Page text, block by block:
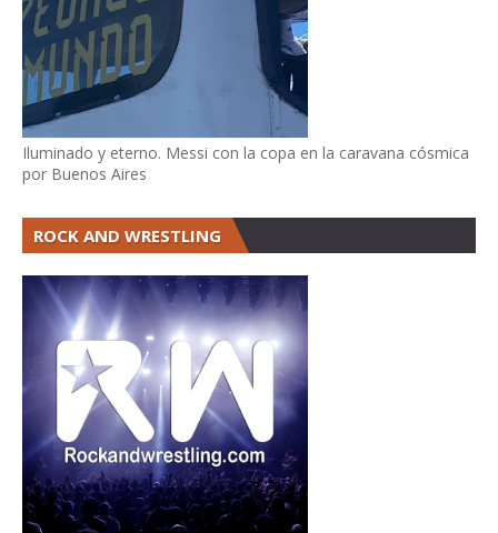
Iluminado y eterno. Messi con la copa en la caravana cósmica
por Buenos Aires
ROCK AND WRESTLING